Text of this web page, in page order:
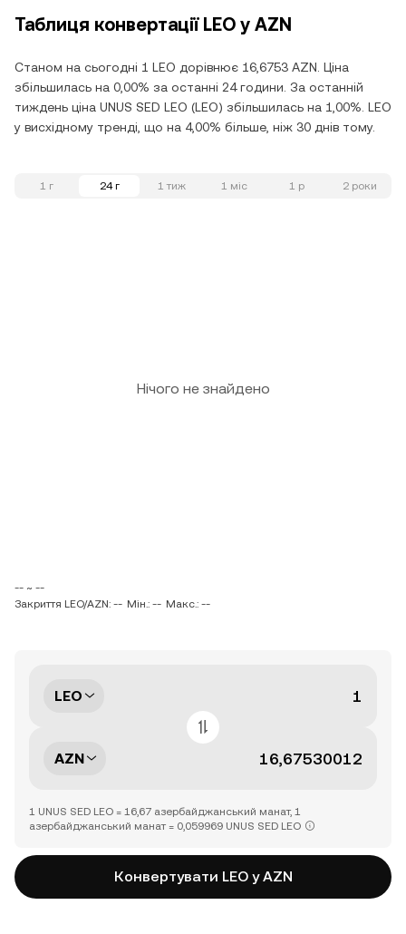
Таблиця конвертації LEO у AZN
Станом на сьогодні 1 LEO дорівнює 16,6753 AZN. Ціна
збільшилась на 0,00% за останні 24 години. За останній
тиждень ціна UNUS SED LEO (LEO) збільшилась на 1,00%. LEO
у висхідному тренді, що на 4,00% більше, ніж 30 днів тому.
1 г 24 г 1 тиж 1 міс 1 р 2 роки
Нічого не знайдено
-- ~ --
Закриття LEO/AZN: -- Мін.: -- Макс.: --
LEO
AZN
1 UNUS SED LEO = 16,67 азербайджанський манат, 1
азербайджанський манат = 0,059969 UNUS SED LEO
Конвертувати LEO у AZN